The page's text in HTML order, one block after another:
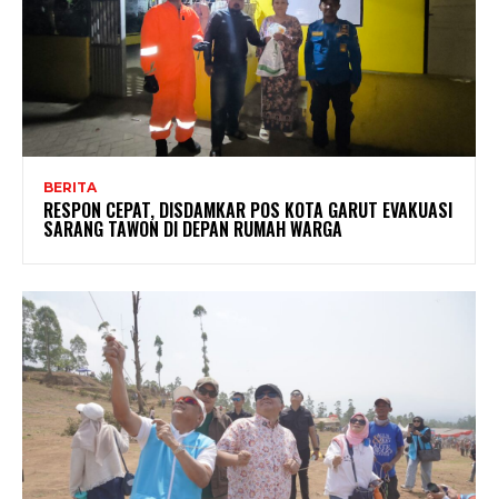
BERITA
RESPON CEPAT, DISDAMKAR POS KOTA GARUT EVAKUASI
SARANG TAWON DI DEPAN RUMAH WARGA